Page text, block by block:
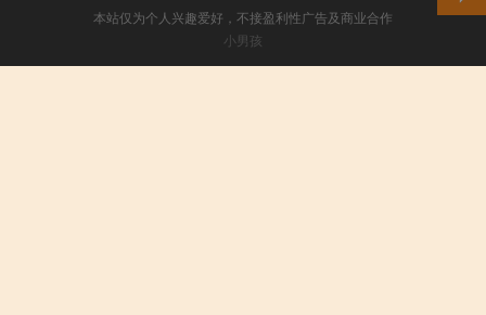
本站仅为个人兴趣爱好，不接盈利性广告及商业合作
小男孩